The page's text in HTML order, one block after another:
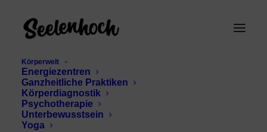
Körperwelt
Energiezentren
Ganzheitliche Praktiken
Körperdiagnostik
Psychotherapie
Unterbewusstsein
Yoga